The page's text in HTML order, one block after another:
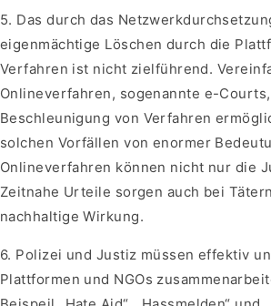
5. Das durch das
eigenmächtige Löschen durch die
Verfahren ist nicht zielführend.
Onlineverfahren, sogenannte e-
Beschleunigung von Verfahren
solchen Vorfällen von enormer
Onlineverfahren können nicht nur die
Zeitnahe Urteile sorgen auch bei
nachhaltige Wirkung.
6. Polizei und Justiz müssen effektiv
Plattformen und NGOs